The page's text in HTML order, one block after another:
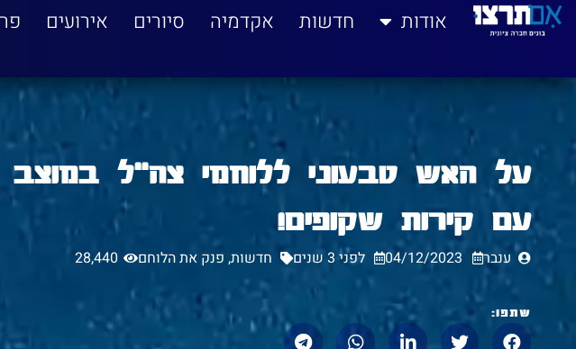
לתוכן אודות חדשות אקדמיה סיורים אירועים
על האש טבעוני ללוחמי צה״ל
עם קירות שקופים!
ענבר 04/12/2023 לפני 3 שנים חדשות, פנק את הלוחם 28,440
שתפו: